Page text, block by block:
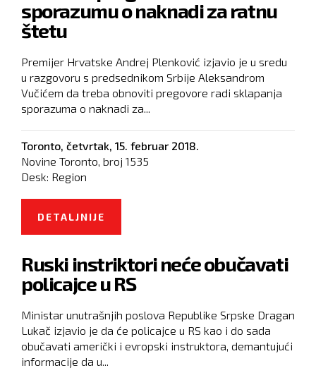
sporazumu o naknadi za ratnu
štetu
Premijer Hrvatske Andrej Plenković izjavio je u sredu
u razgovoru s predsednikom Srbije Aleksandrom
Vučićem da treba obnoviti pregovore radi sklapanja
sporazuma o naknadi za...
Toronto, četvrtak, 15. februar 2018.
Novine Toronto, broj 1535
Desk: Region
DETALJNIJE
RATNU ŠTETU
Ruski instriktori neće obučavati
policajce u RS
Ministar unutrašnjih poslova Republike Srpske Dragan
Lukač izjavio je da će policajce u RS kao i do sada
obučavati američki i evropski instruktora, demantujući
informacije da u...